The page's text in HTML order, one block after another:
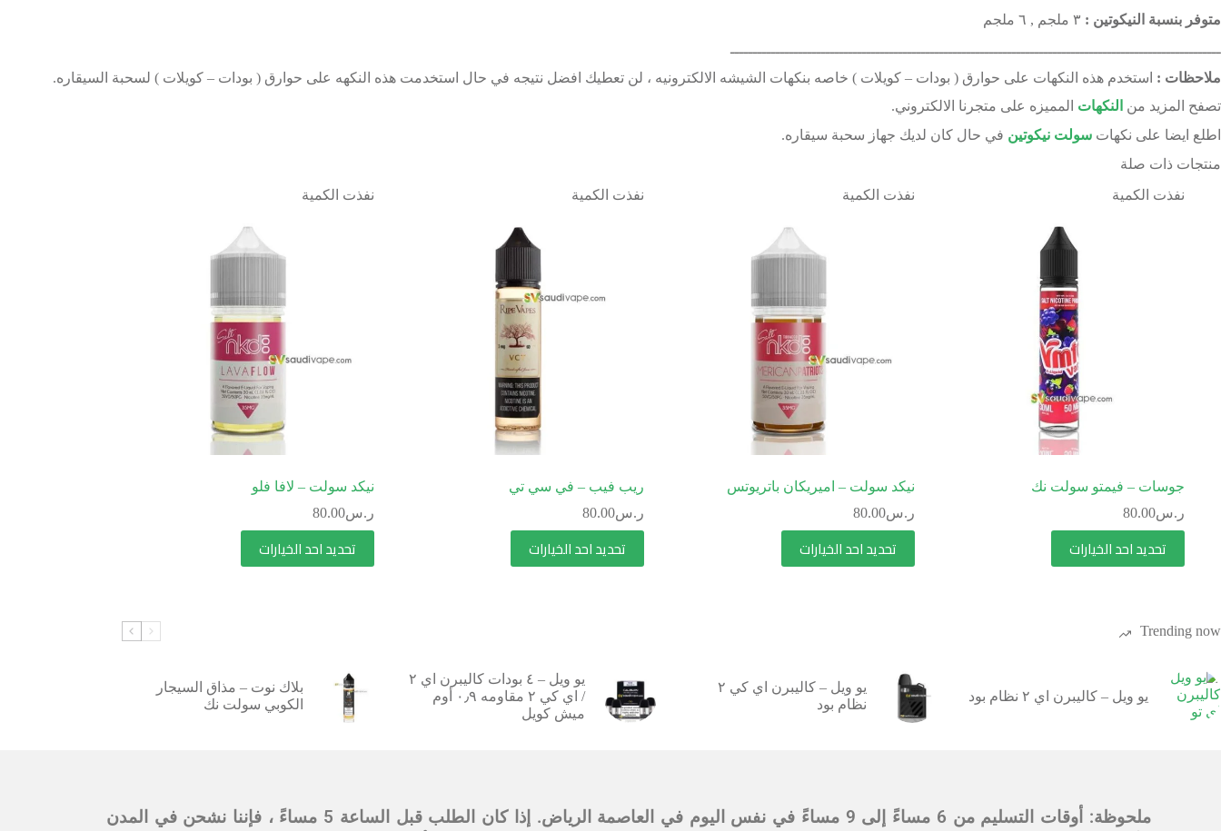
متوفر بنسبة النيكوتين :
ــــــــــــــــــــــــــــــــــــــــــــــــــــــــــــــــــــــــــــــــــــــــــــــــــــــــــــ
ملاحظات : استخدم هذه النكهات على حوارق ( بودات – كويلات ) خاصه بنكهات الشيشه الالكترونيه ، لن تعطيك افضل نتيجه في حال استخدمت هذه النكهه على حوارق ( بودات – كويلات ) لسحبة السيقاره.
تصفح المزيد من النكهات المميزه على متجرنا الالكتروني.
اطلع ايضا على نكهات سولت نيكوتين في حال كان لديك جهاز سحبة سيقاره.
منتجات ذات صلة
نفذت الكمية
جوسات – فيمتو سولت نك
ر.س80.00
تحديد احد الخيارات
نفذت الكمية
نيكد سولت – اميريكان باتريوتس
ر.س80.00
تحديد احد الخيارات
نفذت الكمية
ريب فيب – في سي تي
ر.س80.00
تحديد احد الخيارات
نفذت الكمية
نيكد سولت – لافا فلو
ر.س80.00
تحديد احد الخيارات
Trending now
يو ويل – كاليبرن اي ٢ نظام بود
يو ويل – كاليبرن اي كي ٢
نظام بود
يو ويل – ٤ بودات كاليبرن اي ٢
/ اي كي ٢ مقاومه ٠٫٩ أوم
ميش كويل
بلاك نوت – مذاق السيجار
الكوبي سولت نك
ملحوظة: أوقات التسليم من 6 مساءً إلى 9 مساءً في نفس اليوم في العاصمة الرياض. إذا كان الطلب قبل الساعة 5 مساءً ، فإننا نشحن في المدن